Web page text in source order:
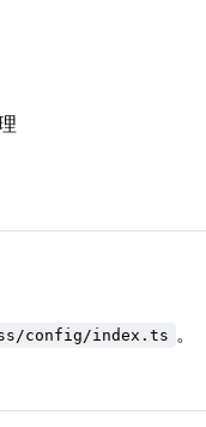
config/index.ts 。